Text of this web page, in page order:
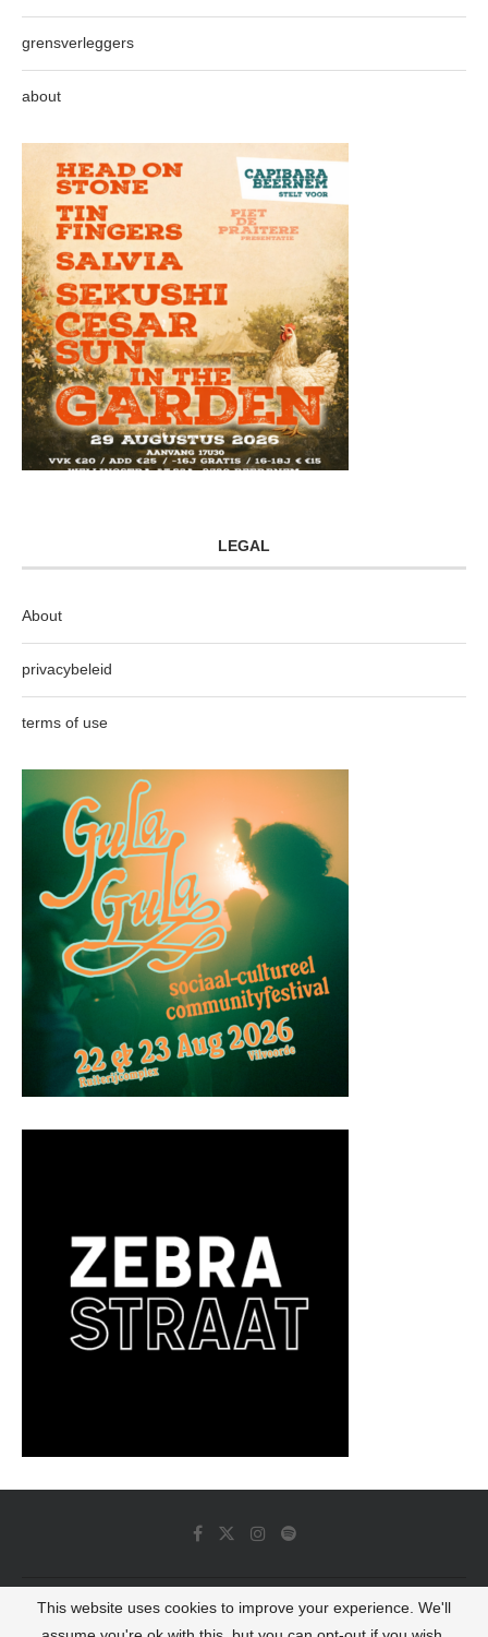
grensverleggers
about
LEGAL
About
privacybeleid
terms of use
© 2022 - Luminous Dash All Rights Reserved
This website uses cookies to improve your experience. We'll